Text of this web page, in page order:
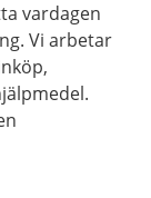
vardagen
Vi arbetar